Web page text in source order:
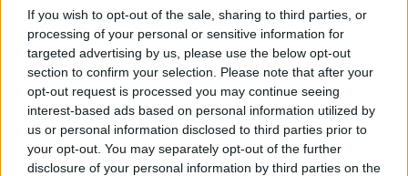
If you wish to opt-out of the sale, sharing to third parties, or
processing of your personal or sensitive information for
targeted advertising by us, please use the below opt-out
section to confirm your selection. Please note that after your
opt-out request is processed you may continue seeing
interest-based ads based on personal information utilized by
us or personal information disclosed to third parties prior to
your opt-out. You may separately opt-out of the further
disclosure of your personal information by third parties on the
Αιτία; Οι δύο λαγοκέφαλοι που έπιασαν δύο